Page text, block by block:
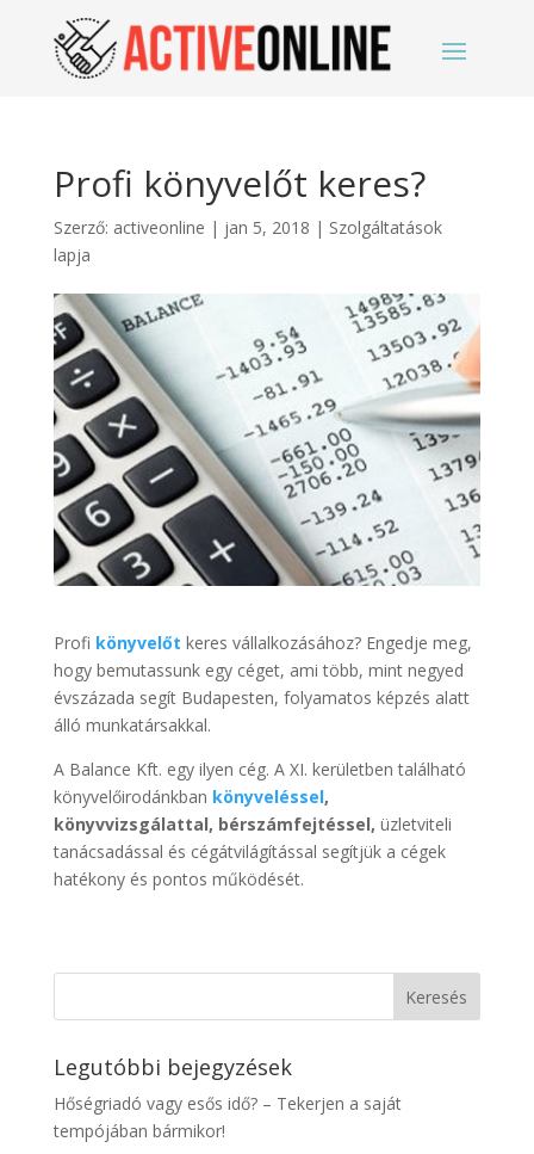
Profi könyvelőt keres?
Szerző: activeonline | jan 5, 2018 | Szolgáltatások
lapja
Profi könyvelőt keres vállalkozásához? Engedje meg,
hogy bemutassunk egy céget, ami több, mint negyed
évszázada segít Budapesten, folyamatos képzés alatt
álló munkatársakkal.
A Balance Kft. egy ilyen cég. A XI. kerületben található
könyvelőirodánkban könyveléssel,
könyvvizsgálattal, bérszámfejtéssel, üzletviteli
tanácsadással és cégátvilágítással segítjük a cégek
hatékony és pontos működését.
Legutóbbi bejegyzések
Hőségriadó vagy esős idő? – Tekerjen a saját
tempójában bármikor!